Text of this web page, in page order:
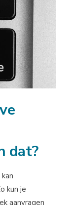
dat?
kun je
aanvragen